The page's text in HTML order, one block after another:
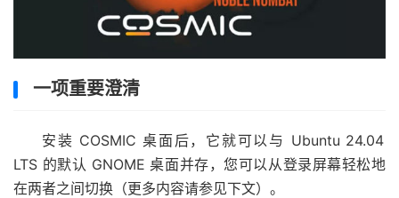
一项重要澄清
安装 COSMIC 桌面后，它就可以与 Ubuntu 24.04
LTS 的默认 GNOME 桌面并存，您可以从登录屏幕轻松地
在两者之间切换（更多内容请参见下文）。